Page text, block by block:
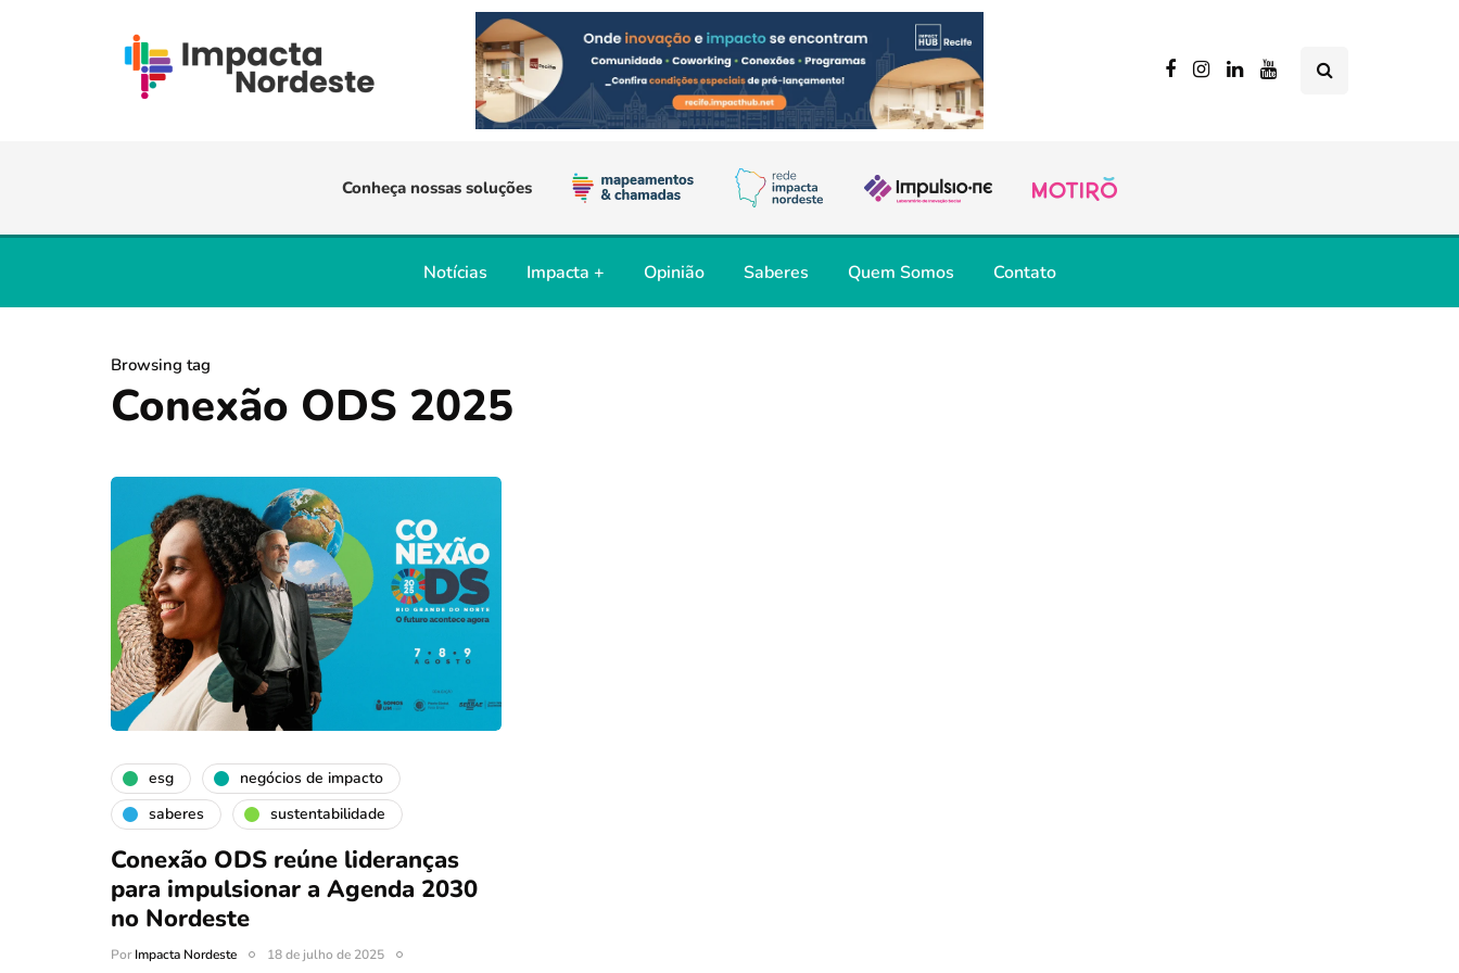
Conheça nossas soluções
Notícias Impacta + Opinião Saberes Quem Somos Contato
Browsing tag
Conexão ODS 2025
esg
negócios de impacto
saberes
sustentabilidade
Conexão ODS reúne lideranças
para impulsionar a Agenda 2030
no Nordeste
PorImpacta Nordeste 18 de julho de 2025